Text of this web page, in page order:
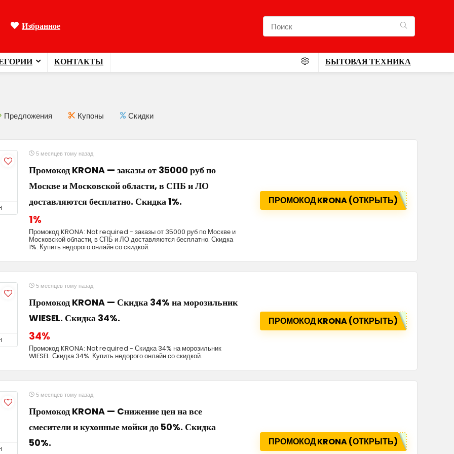
Избранное
КОНТАКТЫ БЫТОВАЯ ТЕХНИКА
Предложения Купоны Скидки
5 месяцев тому назад
Промокод KRONA — заказы от 35000 руб по
Москве и Московской области, в СПБ и ЛО
доставляются бесплатно. Скидка 1%.
1%
Промокод KRONA: Not required - заказы от 35000 руб по Москве и
Московской области, в СПБ и ЛО доставляются бесплатно. Скидка
1%. Купить недорого онлайн со скидкой.
ПРОМОКОД KRONA (ОТКРЫТЬ)
5 месяцев тому назад
Промокод KRONA — Скидка 34% на морозильник
WIESEL. Скидка 34%.
34%
Промокод KRONA: Not required - Скидка 34% на морозильник
WIESEL. Скидка 34%. Купить недорого онлайн со скидкой.
ПРОМОКОД KRONA (ОТКРЫТЬ)
5 месяцев тому назад
Промокод KRONA — Cнижение цен на все
смесители и кухонные мойки до 50%. Скидка
50%.
ПРОМОКОД KRONA (ОТКРЫТЬ)